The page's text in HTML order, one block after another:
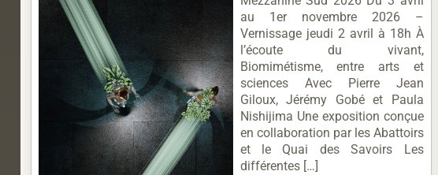
au 1er novembre 2026 –
Vernissage jeudi 2 avril à 18h À
l’écoute du vivant,
Biomimétisme, entre arts et
sciences Avec Pierre Jean
Giloux, Jérémy Gobé et Paula
Nishijima Une exposition conçue
en collaboration par les Abattoirs
et le Quai des Savoirs Les
différentes […]